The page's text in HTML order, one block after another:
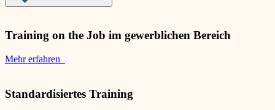
Training on the Job im gewerblichen Bereich
Mehr erfahren
Standardisiertes Training